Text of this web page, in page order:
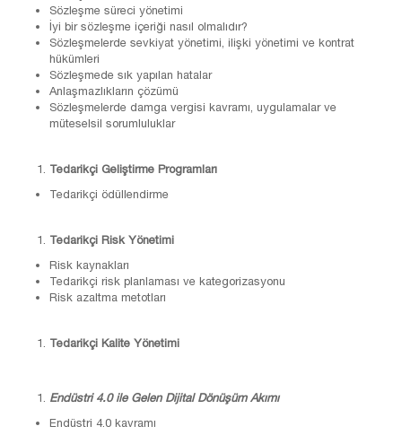
Sözleşme süreci yönetimi
İyi bir sözleşme içeriği nasıl olmalıdır?
Sözleşmelerde sevkiyat yönetimi, ilişki yönetimi ve kontrat
hükümleri
Sözleşmede sık yapılan hatalar
Anlaşmazlıkların çözümü
Sözleşmelerde damga vergisi kavramı, uygulamalar ve
müteselsil sorumluluklar
Tedarikçi Geliştirme Programları
Tedarikçi ödüllendirme
Tedarikçi Risk Yönetimi
Risk kaynakları
Tedarikçi risk planlaması ve kategorizasyonu
Risk azaltma metotları
Tedarikçi Kalite Yönetimi
Endüstri 4.0 ile Gelen Dijital Dönüşüm Akımı
Endüstri 4.0 kavramı